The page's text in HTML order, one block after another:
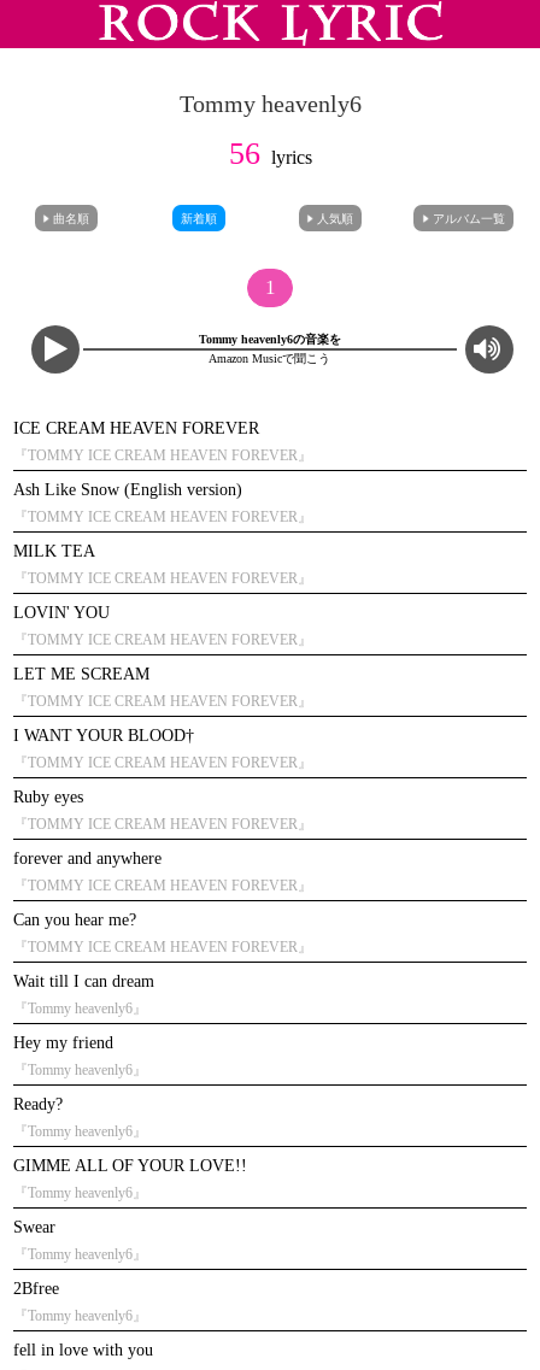
Tommy heavenly6
56 lyrics
曲名順 新着順 人気順 アルバム一覧
1
Tommy heavenly6の音楽を
Amazon Musicで聞こう
ICE CREAM HEAVEN FOREVER
『TOMMY ICE CREAM HEAVEN FOREVER』
Ash Like Snow (English version)
『TOMMY ICE CREAM HEAVEN FOREVER』
MILK TEA
『TOMMY ICE CREAM HEAVEN FOREVER』
LOVIN' YOU
『TOMMY ICE CREAM HEAVEN FOREVER』
LET ME SCREAM
『TOMMY ICE CREAM HEAVEN FOREVER』
I WANT YOUR BLOOD†
『TOMMY ICE CREAM HEAVEN FOREVER』
Ruby eyes
『TOMMY ICE CREAM HEAVEN FOREVER』
forever and anywhere
『TOMMY ICE CREAM HEAVEN FOREVER』
Can you hear me?
『TOMMY ICE CREAM HEAVEN FOREVER』
Wait till I can dream
『Tommy heavenly6』
Hey my friend
『Tommy heavenly6』
Ready?
『Tommy heavenly6』
GIMME ALL OF YOUR LOVE!!
『Tommy heavenly6』
Swear
『Tommy heavenly6』
2Bfree
『Tommy heavenly6』
fell in love with you